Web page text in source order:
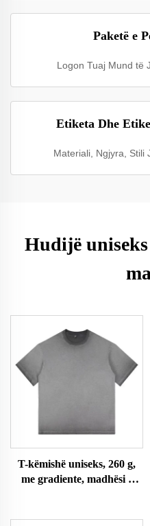
Paketë e
Logon Tuaj Mund të
Etiketa Dhe
Materiali, Ngjyra, Stili
Hudijë uniseks
T-këmishë uniseks, 260 g,
me gradiente, madhësi e